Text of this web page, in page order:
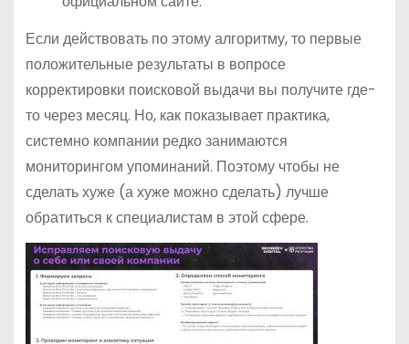
Если действовать по этому алгоритму, то первые
положительные результаты в вопросе
корректировки поисковой выдачи вы получите где-
то через месяц. Но, как показывает практика,
системно компании редко занимаются
мониторингом упоминаний. Поэтому чтобы не
сделать хуже (а хуже можно сделать) лучше
обратиться к специалистам в этой сфере.